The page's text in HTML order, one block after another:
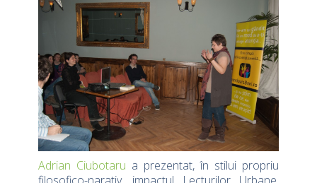
Adrian Ciubotaru a prezentat, în stilui propriu